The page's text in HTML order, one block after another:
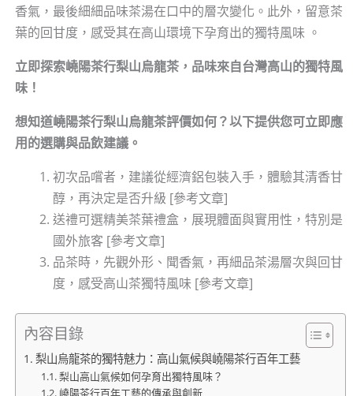
香氣，最後細細品味茶湯在口中的層次變化。此外，留意茶
葉的回甘度，感受其在高山環境下孕育出的獨特風味 。
立即探索嶢陽茶行梨山烏龍茶，品味來自台灣高山的獨特風
味！
想知道嶢陽茶行梨山烏龍茶評價如何？以下提供您可立即應
用的選購與品飲建議。
初次品嚐者，建議從經濟鋁包裝入手，體驗其清香甘
醇，再決定是否升級 [參考文章]
送禮可選精美茶葉禮盒，展現體面與實用性，特別是
國外旅客 [參考文章]
品茶時，先觀外形、聞香氣，再細品茶湯層次與回甘
度，感受高山茶獨特風味 [參考文章]
內容目錄
梨山烏龍茶的獨特魅力：高山氣候與嶢陽茶行百年工藝
梨山高山氣候如何孕育出獨特風味？
嶢陽茶行百年工藝的傳承與創新